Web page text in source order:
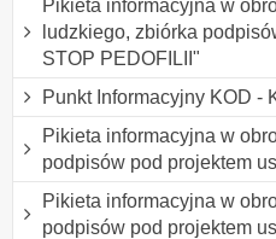
Pikieta informacyjna w
ludzkiego, zbiórka
STOP PEDOFILII"
Punkt Informacyjny KOD -
Pikieta informacyjna w
podpisów pod projektem
Pikieta informacyjna w
podpisów pod projektem